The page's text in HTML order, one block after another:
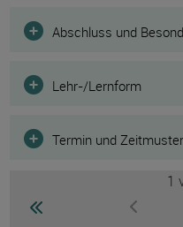
Abschluss und
Lehr-/Lernform
Termin und Zeitmuster
zur ersten Seite zur
1